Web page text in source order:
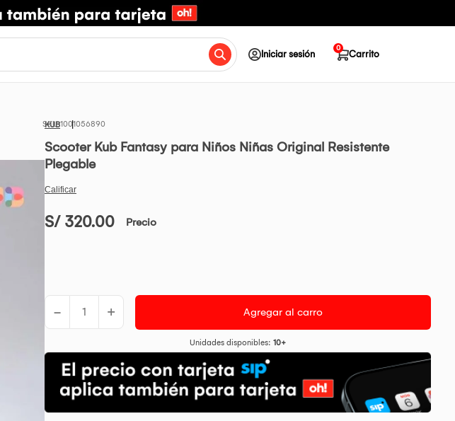
Iniciar sesión Carrito
0
KUB1001056890
Scooter Kub Fantasy para Niños Niñas Original Resistente
Plegable
S/ 320.00 Precio
- + Agregar al carro
Unidades disponibles: 10+